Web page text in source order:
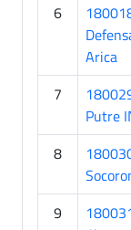
6
Arica
7
Putre
8
9